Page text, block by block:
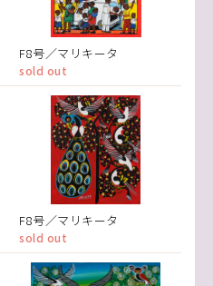
F8号／マリキータ
sold out
F8号／マリキータ
sold out